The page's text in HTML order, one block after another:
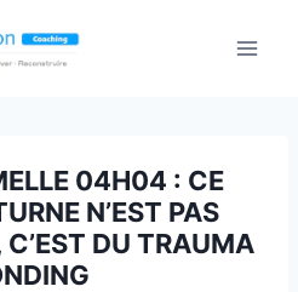
04H04 : CE
N’EST PAS
DU TRAUMA